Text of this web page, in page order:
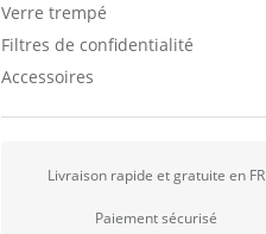
Verre trempé
Filtres de confidentialité
Accessoires
Livraison rapide et gratuite en FR
Paiement sécurisé